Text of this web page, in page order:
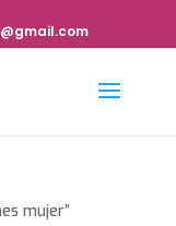
mujer”